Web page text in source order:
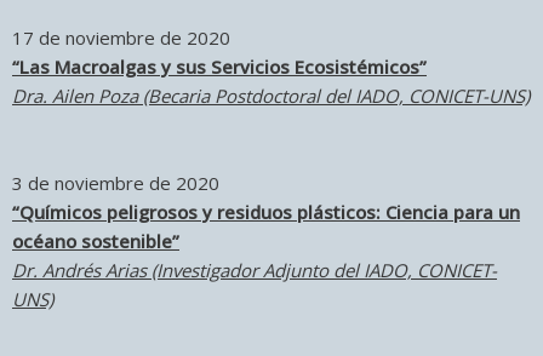
17 de noviembre de 2020
“Las Macroalgas y sus Servicios Ecosistémicos”
Dra. Ailen Poza (Becaria Postdoctoral del IADO, CONICET-UNS)
3 de noviembre de 2020
“Químicos peligrosos y residuos plásticos: Ciencia para un
océano sostenible”
Dr. Andrés Arias (Investigador Adjunto del IADO, CONICET-
UNS)